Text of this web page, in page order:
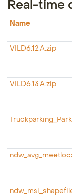
Real-time
Name
VILD6.12.A.zip
VILD6.13.A.zip